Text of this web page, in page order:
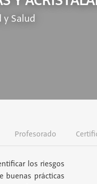
y Salud
Profesorado
los riesgos
buenas prácticas